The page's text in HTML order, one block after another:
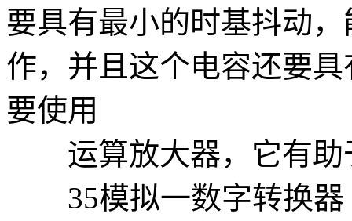
要具有最小的时基抖动
作，并且这个电容还要
要使用
运算放大器，它有助
35模拟一数字转换器